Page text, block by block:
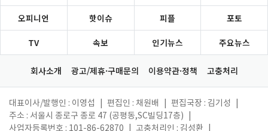
오피니언 핫이슈 피플 포토
TV 속보 인기뉴스 주요뉴스
회사소개 광고/제휴·구매문의 이용약관·정책 고충처리
대표이사/발행인 : 이영섭 편집인 : 채원배 편집국장 : 김기성
주소 : 서울시 종로구 종로 47 (공평동,SC빌딩17층)
사업자등록번호 : 101-86-62870
고충처리인 : 김성환